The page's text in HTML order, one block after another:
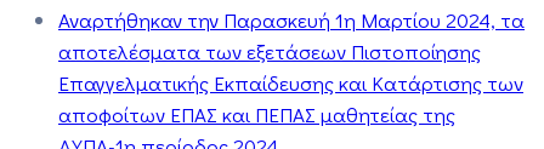
Αναρτήθηκαν την Παρασκευή 1η Μαρτίου 2024, τα
αποτελέσματα των εξετάσεων Πιστοποίησης
Επαγγελματικής Εκπαίδευσης και Κατάρτισης των
αποφοίτων ΕΠΑΣ και ΠΕΠΑΣ μαθητείας της